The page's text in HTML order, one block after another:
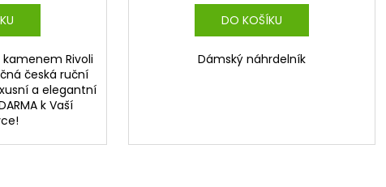
kamenem Rivoli
česká ruční
a elegantní
k Vaší
DO KOŠÍKU
Dámský náhrdelník